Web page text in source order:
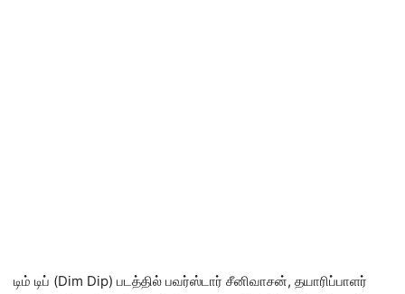
டிம் டிப் (Dim Dip) படத்தில் பவர்ஸ்டார் சீனிவாசன், தயாரிப்பாளர்